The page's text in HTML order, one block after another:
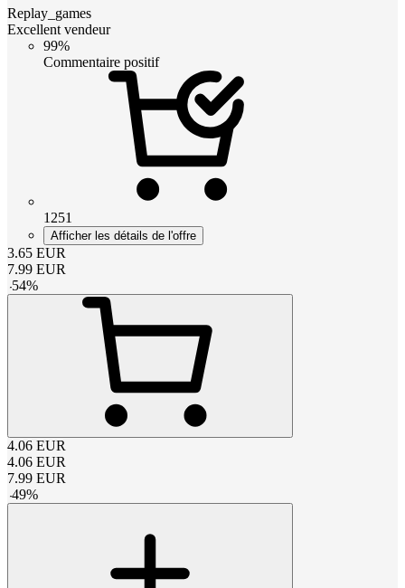
Replay_games
Excellent vendeur
99%
Commentaire positif
1251
Afficher les détails de l'offre
3.65 EUR
7.99 EUR
-54%
4.06 EUR
4.06 EUR
7.99 EUR
-49%